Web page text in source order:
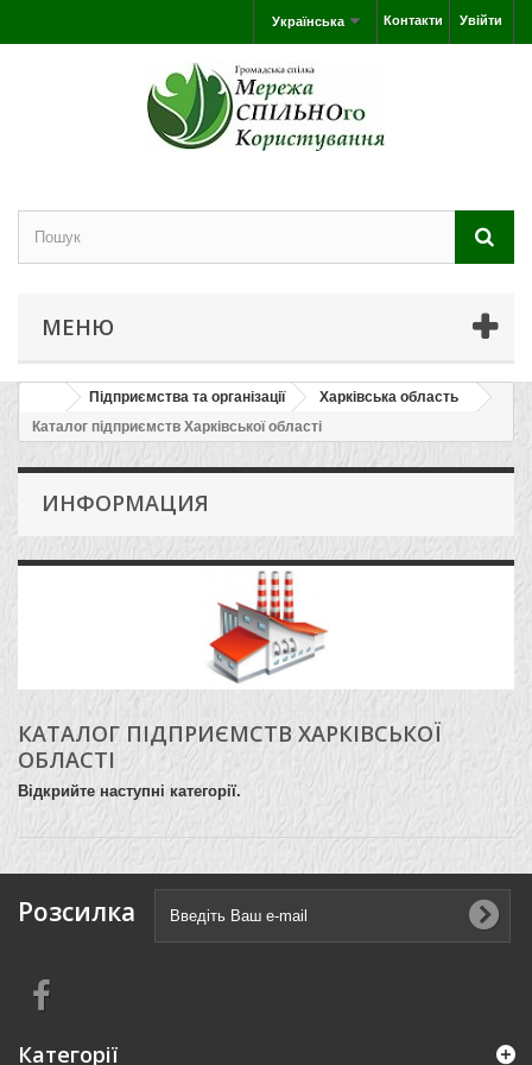
Увійти
Контакти
Українська
МЕНЮ
Підприємства та організації
Харківська область
Каталог підприємств Харківської області
ИНФОРМАЦИЯ
КАТАЛОГ ПІДПРИЄМСТВ ХАРКІВСЬКОЇ
ОБЛАСТІ
Відкрийте наступні категорії.
Розсилка
Категорії